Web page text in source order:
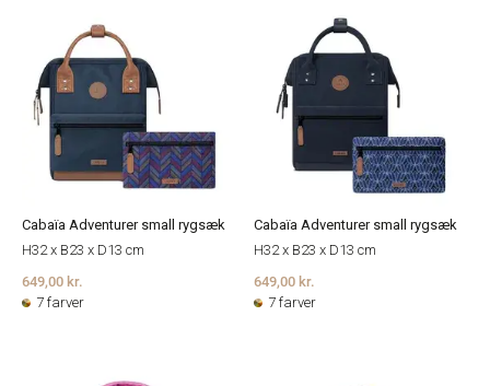
Cabaïa Adventurer small rygsæk
H32 x B23 x D13 cm
649,00 kr.
7 farver
Cabaïa Adventurer small rygsæk
H32 x B23 x D13 cm
649,00 kr.
7 farver